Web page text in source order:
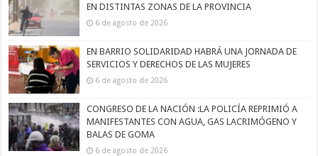
EN DISTINTAS ZONAS DE LA PROVINCIA
6 de agosto de 2026
EN BARRIO SOLIDARIDAD HABRÁ UNA JORNADA DE
SERVICIOS Y DERECHOS DE LAS MUJERES
6 de agosto de 2026
CONGRESO DE LA NACIÓN :LA POLICÍA REPRIMIÓ A
MANIFESTANTES CON AGUA, GAS LACRIMÓGENO Y
BALAS DE GOMA
6 de agosto de 2026